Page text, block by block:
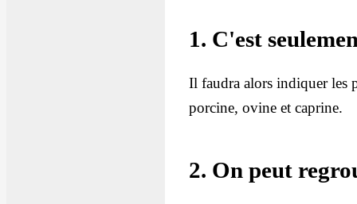
1. C'est
Il faudra alors indiquer les
porcine, ovine et caprine.
2. On peut